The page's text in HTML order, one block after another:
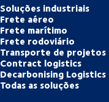
Soluções industriais
Frete aéreo
Frete marítimo
Frete rodoviário
Transporte de projetos
Contract logistics
Decarbonising Logistics
Todas as soluções